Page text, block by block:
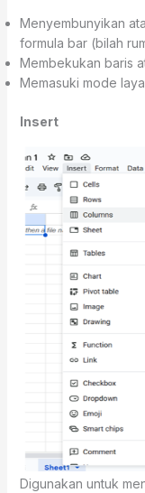
Menyembunyikan
formula bar (bilah
Membekukan baris
Memasuki mode
Insert
Digunakan untuk